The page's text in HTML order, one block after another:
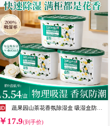
￥17.9(到手价)